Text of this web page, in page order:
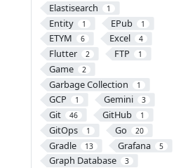
Elastisearch 1
Entity 1 EPub 1
ETYM 6 Excel 4
Flutter 2 FTP 1
Game 2
Garbage Collection 1
GCP 1 Gemini 3
Git 46 GitHub 1
GitOps 1 Go 20
Gradle 13 Grafana 5
Graph Database 3